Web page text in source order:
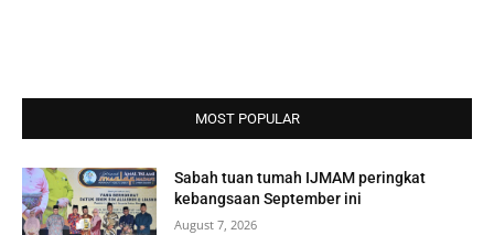
MOST POPULAR
Sabah tuan tumah IJMAM peringkat
kebangsaan September ini
August 7, 2026